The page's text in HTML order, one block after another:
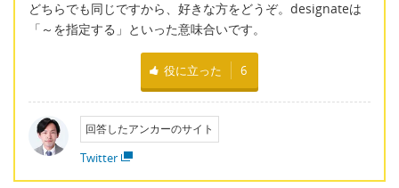
どちらでも同じですから、好きな方をどうぞ。designateは
「～を指定する」といった意味合いです。
役に立った 6
回答したアンカーのサイト
Twitter